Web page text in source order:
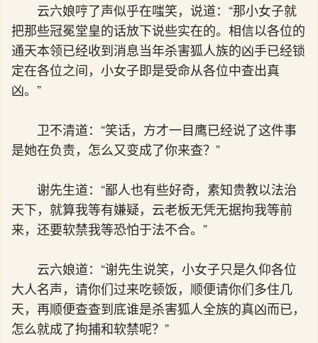
云六娘哼了声似乎在嗤笑，说道：“那小女子就
把那些冠冕堂皇的话放下说些实在的。相信以各位的
通天本领已经收到消息当年杀害狐人族的凶手已经锁
定在各位之间，小女子即是受命从各位中查出真
凶。”
卫不清道：“笑话，方才一目鹰已经说了这件事
是她在负责，怎么又变成了你来查？”
谢先生道：“鄙人也有些好奇，素知贵教以法治
天下，就算我等有嫌疑，云老板无凭无据拘我等前
来，还要软禁我等恐怕于法不合。”
云六娘道：“谢先生说笑，小女子只是久仰各位
大人名声，请你们过来吃顿饭，顺便请你们多住几
天，再顺便查查到底谁是杀害狐人全族的真凶而已，
怎么就成了拘捕和软禁呢？”